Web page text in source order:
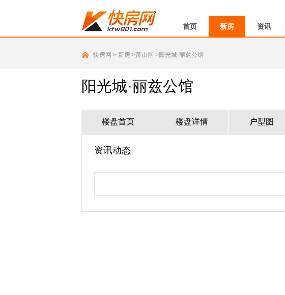
首页 新房 资讯
快房网 > 新房 >萧山区 >阳光城·丽兹公馆
阳光城·丽兹公馆
楼盘首页 楼盘详情 户型图
资讯动态